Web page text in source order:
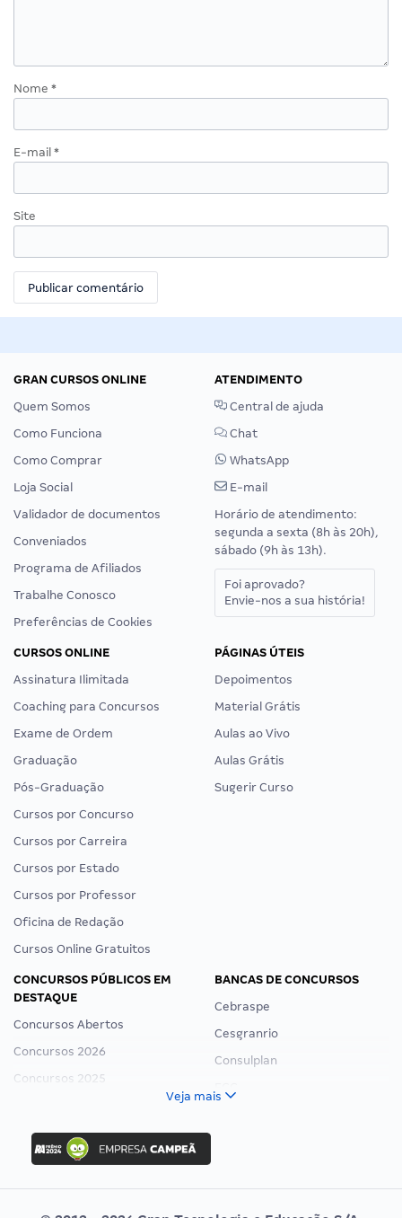
Nome *
E-mail *
Site
GRAN CURSOS ONLINE
Quem Somos
Como Funciona
Como Comprar
Loja Social
Validador de documentos
Conveniados
Programa de Afiliados
Trabalhe Conosco
Preferências de Cookies
ATENDIMENTO
Central de ajuda
Chat
WhatsApp
E-mail
Horário de atendimento:
segunda a sexta (8h às 20h),
sábado (9h às 13h).
Foi aprovado?
Envie-nos a sua história!
CURSOS ONLINE
Assinatura Ilimitada
Coaching para Concursos
Exame de Ordem
Graduação
Pós-Graduação
Cursos por Concurso
Cursos por Carreira
Cursos por Estado
Cursos por Professor
Oficina de Redação
Cursos Online Gratuitos
PÁGINAS ÚTEIS
Depoimentos
Material Grátis
Aulas ao Vivo
Aulas Grátis
Sugerir Curso
CONCURSOS PÚBLICOS EM
DESTAQUE
Concursos Abertos
Concursos 2026
Concursos 2025
Concurso Nacional Unificado
Concurso Ibama
Concurso MPU
Editais publicados
BANCAS DE CONCURSOS
Cebraspe
Cesgranrio
Consulplan
Veja mais